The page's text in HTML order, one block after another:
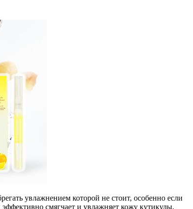
увлажнением которой не стоит, особенно если
смягчает и увлажняет кожу кутикулы,